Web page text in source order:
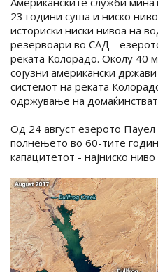
23 години суша и ниско
историски ниски нивоа на
резервоари во САД -
реката Колорадо. Околу 40
сојузни американски
системот на реката
одржување на
Од 24 август езерото Пауел
полнењето во 60-тите
капацитетот - најниско